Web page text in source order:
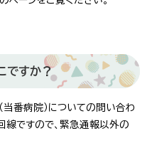
ですか？
番病院）についての問い合わ
線ですので、緊急通報以外の